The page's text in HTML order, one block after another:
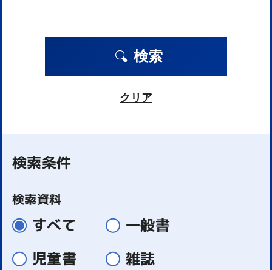
検索
クリア
検索条件
検索資料
すべて
一般書
児童書
雑誌